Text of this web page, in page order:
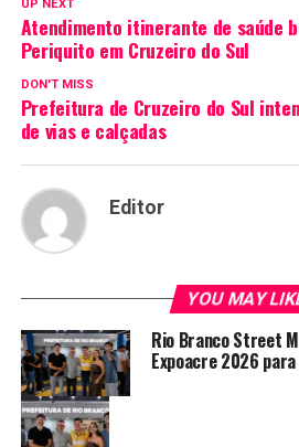
UP NEXT
Atendimento itinerante de saúde
Periquito em Cruzeiro do Sul
DON'T MISS
Prefeitura de Cruzeiro do Sul
de vias e calçadas
Editor
YOU MAY
Rio Branco Street
Expoacre 2026